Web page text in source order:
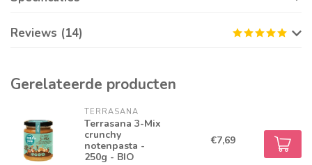
Reviews (14)
Gerelateerde producten
TERRASANA
Terrasana 3-Mix
crunchy
notenpasta -
250g - BIO
€7,69